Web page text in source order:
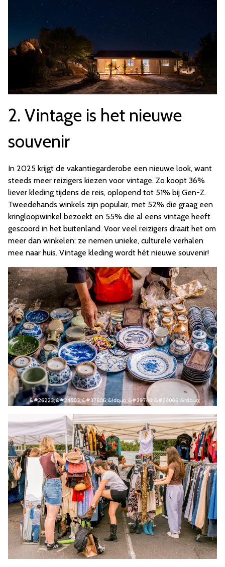
2. Vintage is het nieuwe
souvenir
In 2025 krijgt de vakantiegarderobe een nieuwe look, want
steeds meer reizigers kiezen voor vintage. Zo koopt 36%
liever kleding tijdens de reis, oplopend tot 51% bij Gen-Z.
Tweedehands winkels zijn populair, met 52% die graag een
kringloopwinkel bezoekt en 55% die al eens vintage heeft
gescoord in het buitenland. Voor veel reizigers draait het om
meer dan winkelen: ze nemen unieke, culturele verhalen
mee naar huis. Vintage kleding wordt hét nieuwe souvenir!